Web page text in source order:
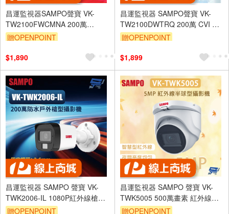
昌運監視器SAMPO聲寶 VK-
TW2100FWCMNA 200萬
HDCVI 紅外線槍型攝影機 內建
贈OPENPOINT
$1,890
昌運監視器 SAMPO聲寶 VK-
TW2100DWTRQ 200萬 CVI 紅
外線攝影機 紅外線30M
贈OPENPOINT
$1,899
昌運監視器 SAMPO 聲寶 VK-
TWK2006-IL 1080P紅外線槍型
攝影機 IP66防護等級
贈OPENPOINT
昌運監視器 SAMPO 聲寶 VK-
TWK5005 500萬畫素 紅外線半
球型攝影機 智慧型紅外線 夜間
贈OPENPOINT